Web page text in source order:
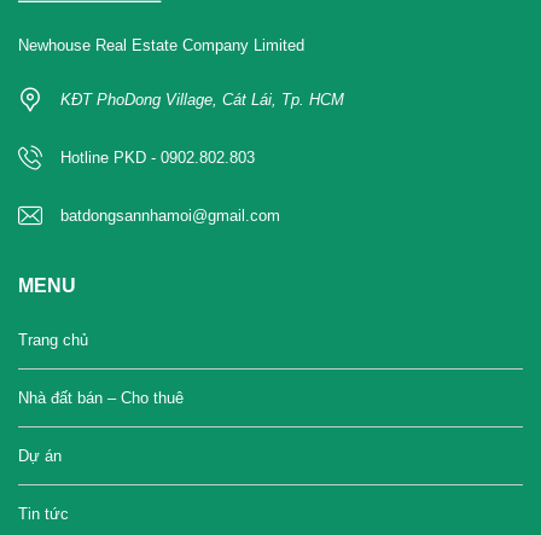
Newhouse Real Estate Company Limited
KĐT PhoDong Village, Cát Lái, Tp. HCM
Hotline PKD - 0902.802.803
batdongsannhamoi@gmail.com
MENU
Trang chủ
Nhà đất bán – Cho thuê
Dự án
Tin tức